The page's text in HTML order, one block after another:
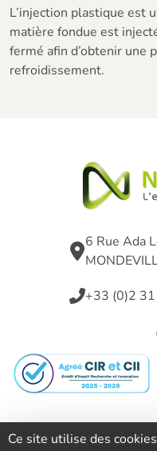
Ce site utilise des
L’injection plastique est
matière fondue est
fermé afin d’obtenir une
refroidissement.
6 Rue Ada
+33 (0)2